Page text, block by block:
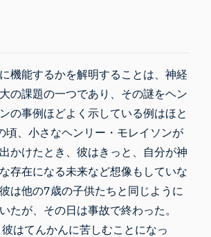
機能するかを解明することは、神経
の課題の一つであり、その謎をヘン
の事例ほどよく示している例はほと
頃、小さなヘンリー・モレイソンが
かけたとき、彼はきっと、自分が神
存在になる未来など想像もしていな
は他の7歳の子供たちと同じように
たが、その日は事故で終わった。
はてんかんに苦しむことになっ